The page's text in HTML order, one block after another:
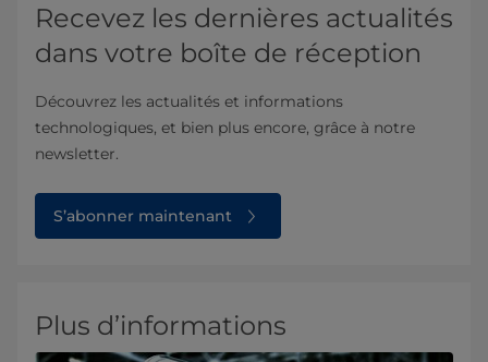
Recevez les dernières actualités
dans votre boîte de réception
Découvrez les actualités et informations
technologiques, et bien plus encore, grâce à notre
newsletter.
S’abonner maintenant
Plus d’informations